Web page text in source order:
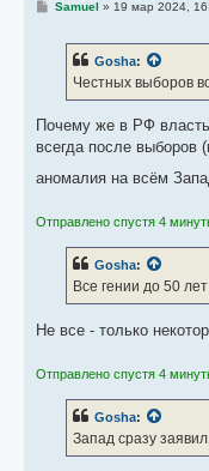
С
е
Samuel » 19 мар 2024,
Gosha:
Честных выборов
Почему же в РФ
всегда после выборов
аномалия на всём
Отправлено спустя 4
Gosha:
Все гении до 50
Не все - только
Отправлено спустя 4
Gosha:
Запад сразу